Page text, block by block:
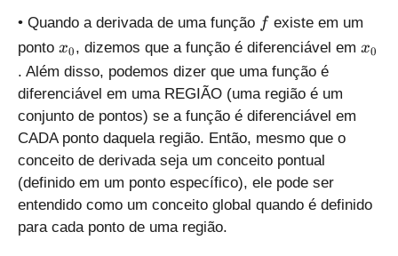
}
}
}
• Quando a derivada de uma função ff existe em um
ponto {
{
}
_
{
0
}
}
x0, dizemos que a função é diferenciável em {
}
x0
. Além disso, podemos dizer que uma função é
diferenciável em uma REGIÃO (uma região é um
conjunto de pontos) se a função é diferenciável em
CADA ponto daquela região. Então, mesmo que o
conceito de derivada seja um conceito pontual
(definido em um ponto específico), ele pode ser
entendido como um conceito global quando é definido
para cada ponto de uma região.